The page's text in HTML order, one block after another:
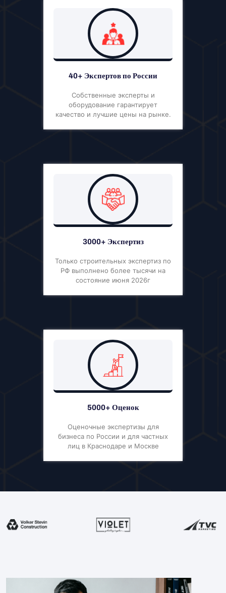
40+ Экспертов по России
Собственные эксперты и
оборудование гарантирует
качество и лучшие цены на рынке.
3000+ Экспертиз
Только строительных экспертиз по
РФ выполнено более тысячи на
состояние июня 2026г
5000+ Оценок
Оценочные экспертизы для
бизнеса по России и для частных
лиц в Краснодаре и Москве